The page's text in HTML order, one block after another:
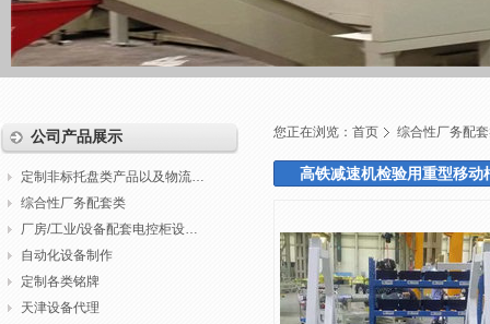
公司产品展示
定制非标托盘类产品以及物流包装
综合性厂务配套类
厂房/工业/设备配套电控柜设计制作调试
自动化设备制作
定制各类铭牌
天津设备代理
您正在浏览： 首页 综合性厂务配
高铁减速机检验用重型移动